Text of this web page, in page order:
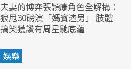
夫妻的博弈張頴康角色全解構：
狠甩30磅演「媽寶渣男」 肢體
搞笑獲讚有周星馳底蘊
娛樂